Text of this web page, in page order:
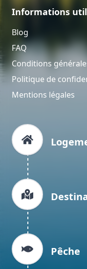
Informations
Blog
FAQ
Conditions
Politique de
Mentions légales
Pêche